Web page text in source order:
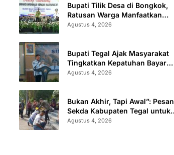
Bupati Tilik Desa di Bongkok,
Ratusan Warga Manfaatkan
Layanan Kesehatan dan
Agustus 4, 2026
Bupati Tegal Ajak Masyarakat
Tingkatkan Kepatuhan Bayar
Pajak Kendaraan lewat “TULUS
Agustus 4, 2026
Bukan Akhir, Tapi Awal”: Pesan
Sekda Kabupaten Tegal untuk
Calon Paskibraka 2026
Agustus 4, 2026